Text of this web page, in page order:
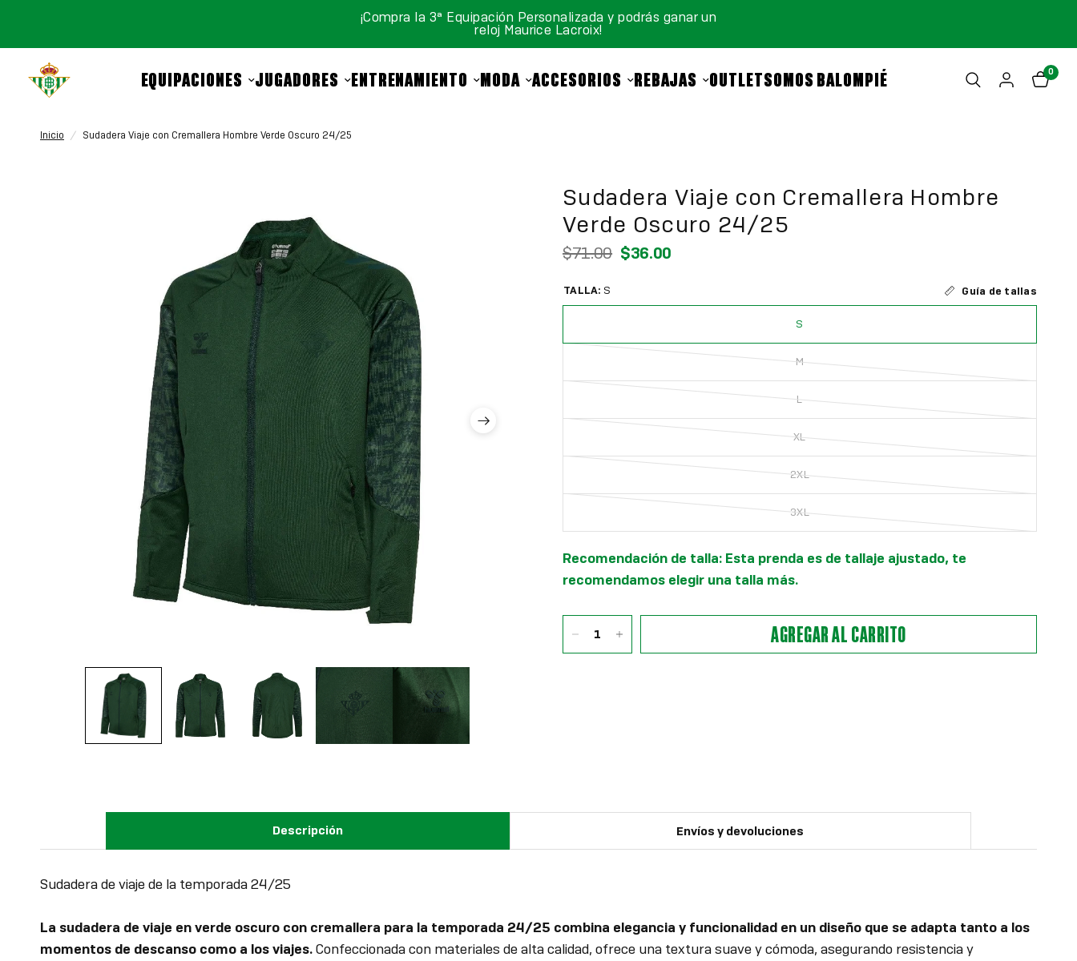
¡Compra la 3ª Equipación Personalizada y podrás ganar un
reloj Maurice Lacroix!
EQUIPACIONES JUGADORES ENTRENAMIENTO MODA ACCESORIOS REBAJAS OUTLETSOMOS BALOMPIÉ 0
Inicio / Sudadera Viaje con Cremallera Hombre Verde Oscuro 24/25
Sudadera Viaje con Cremallera Hombre
Verde Oscuro 24/25
$71.00 $36.00
TALLA: S Guía de tallas
S
M
L
XL
2XL
3XL
Recomendación de talla: Esta prenda es de tallaje ajustado, te
recomendamos elegir una talla más.
AGREGAR AL CARRITO
Descripción Envíos y devoluciones
Sudadera de viaje de la temporada 24/25
La sudadera de viaje en verde oscuro con cremallera para la temporada 24/25 combina elegancia y funcionalidad en un diseño que se adapta tanto a los
momentos de descanso como a los viajes.Confeccionada con materiales de alta calidad, ofrece una textura suave y cómoda, asegurando resistencia y